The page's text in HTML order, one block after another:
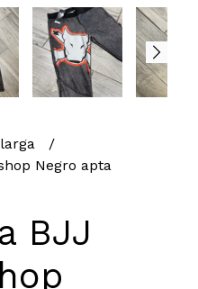
Negro apta
BJJ